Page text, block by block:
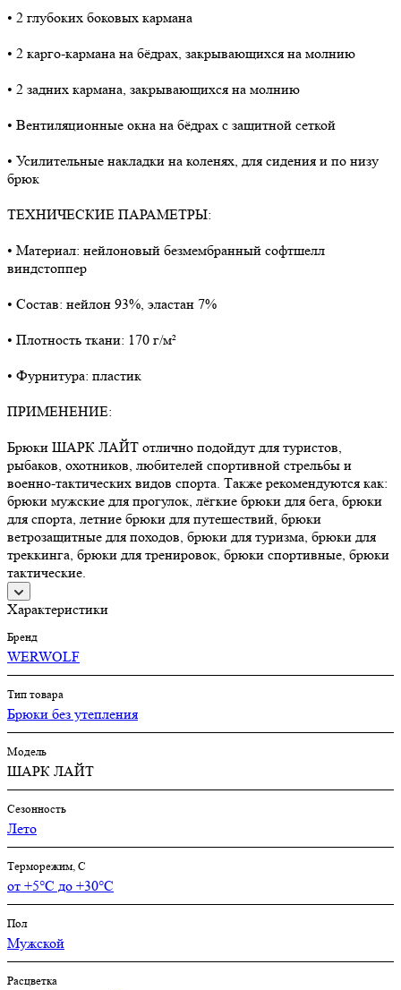
• 2 глубоких боковых кармана
• 2 карго-кармана на бёдрах, закрывающихся на молнию
• 2 задних кармана, закрывающихся на молнию
• Вентиляционные окна на бёдрах с защитной сеткой
• Усилительные накладки на коленях, для сидения и по низу
брюк
ТЕХНИЧЕСКИЕ ПАРАМЕТРЫ:
• Материал: нейлоновый безмембранный софтшелл
виндстоппер
• Состав: нейлон 93%, эластан 7%
• Плотность ткани: 170 г/м²
• Фурнитура: пластик
ПРИМЕНЕНИЕ:
Брюки ШАРК ЛАЙТ отлично подойдут для туристов,
рыбаков, охотников, любителей спортивной стрельбы и
военно-тактических видов спорта. Также рекомендуются как:
брюки мужские для прогулок, лёгкие брюки для бега, брюки
для спорта, летние брюки для путешествий, брюки
ветрозащитные для походов, брюки для туризма, брюки для
треккинга, брюки для тренировок, брюки спортивные, брюки
тактические.
Характеристики
Бренд
WERWOLF
Тип товара
Брюки без утепления
Модель
ШАРК ЛАЙТ
Сезонность
Лето
Терморежим, C
от +5°С до +30°С
Пол
Мужской
Расцветка